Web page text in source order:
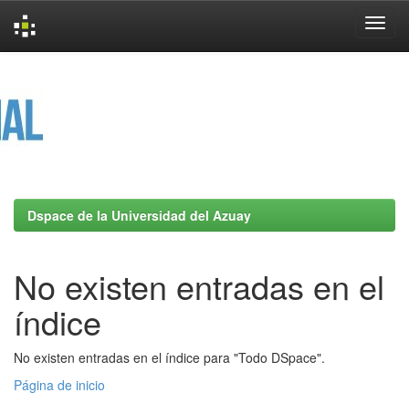
Dspace de la Universidad del Azuay
No existen entradas en el
índice
No existen entradas en el índice para "Todo DSpace".
Página de inicio